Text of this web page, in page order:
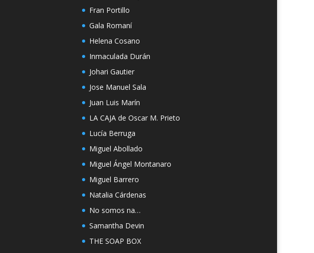
Fran Portillo
Gala Romaní
Helena Cosano
Inmaculada Durán
Johari Gautier
Jose Manuel Sala
Juan Luis Marín
LA CAJA de Oscar M. Prieto
Lucía Berruga
Miguel Abollado
Miguel Ángel Montanaro
Miguel Barrero
Natalia Cárdenas
No somos na…
Samantha Devin
THE SOAP BOX